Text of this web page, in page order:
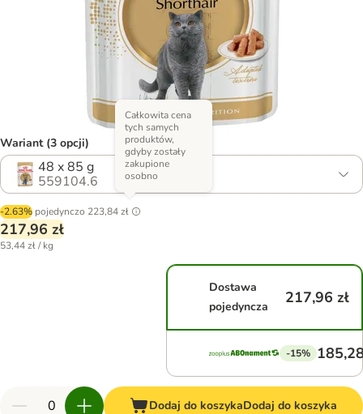
Wariant (3 opcji)
48 x 85 g
559104.6
-2.63% pojedynczo 223,84 zł
Całkowita cena
tych samych
produktów,
gdyby zostały
zakupione
osobno
217,96 zł
53,44 zł / kg
Dostawa
pojedyncza
217,96 zł
-15%
Dodaj do koszykaDodaj do koszyka